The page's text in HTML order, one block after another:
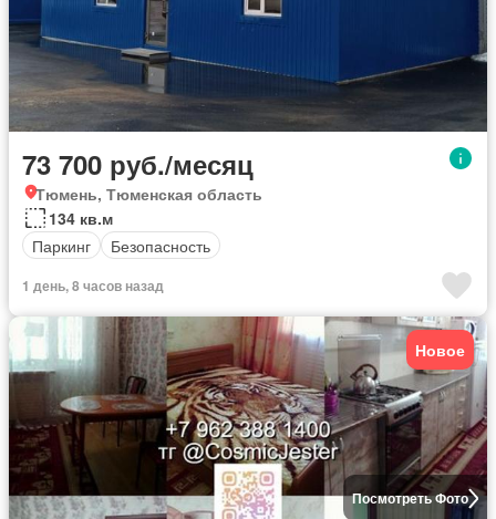
73 700 руб./месяц
Тюмень, Тюменская область
134 кв.м
Паркинг
Безопасность
1 день, 8 часов назад
Посмотреть Фото
Новое